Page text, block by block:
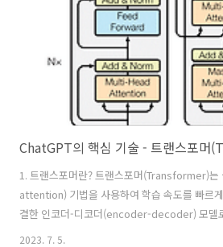
단어 주위에 있는 단어를 기준으로 그 단어(..
ChatGPT의 핵심 기술 - 트랜스포머
1. 트랜스포머란? 트랜스포머(Transformer)
attention) 기법을 사용하여 학습 속도를 빠르
결한 인코더-디코더(encoder-decoder) 모델
(Google Brain) 팀의 연구원들이 공개한 논문
2023. 7. 5.